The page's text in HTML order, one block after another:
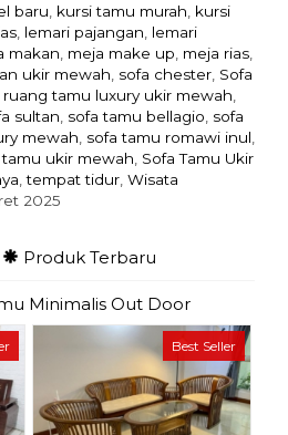
baru kursi tamu murah kursi
lemari pajangan lemari
makan meja make up meja rias
ukir mewah sofa chester Sofa
ruang tamu luxury ukir mewah
sultan sofa tamu bellagio sofa
mewah sofa tamu romawi inul
tamu ukir mewah Sofa Tamu Ukir
,tempat tidur Wisata
2025
Produk Terbaru
Minimalis Out Door
Best Seller